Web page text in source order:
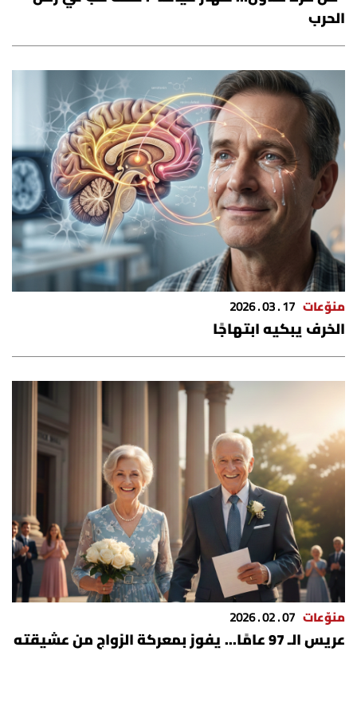
شروط الإشتراك
Digital solutions by
الحرب
منوّعات 17 . 03 . 2026
الخرف يبكيه ابتهاجًا
منوّعات 07 . 02 . 2026
عريس الـ 97 عامًا... يفوز بمعركة الزواج من عشيقته